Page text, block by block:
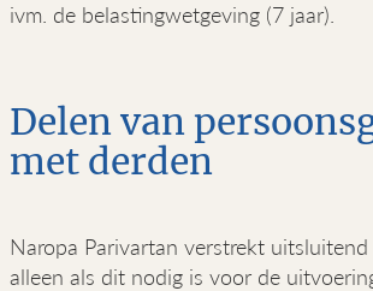
ivm. de belastingwetgeving (7 jaar).
Delen van
met derden
Naropa Parivartan verstrekt
alleen als dit nodig is voor de